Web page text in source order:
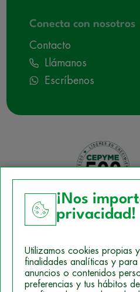
Conecta con nosotros
Contacto
Llámanos
Escríbenos
Política de Cookies
Mapa del sitio
¡Nos
privacidad!
Utilizamos cookies propias
finalidades analíticas y
anuncios o contenidos
preferencias y tus hábitos